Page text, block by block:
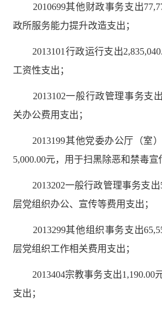
2010699其他财政事务支出
政所服务能力提升改造支出；
2013101行政运行支出
工资性支出；
2013102一般行政管理事务支出
关办公费用支出；
2013199其他党委办公厅（室
5,000.00元，用于扫黑除恶和禁毒宣
2013202一般行政管理事务支出
层党组织办公、宣传等费用支出；
2013299其他组织事务支出
层党组织工作相关费用支出；
2013404宗教事务支出1,190.00
支出；